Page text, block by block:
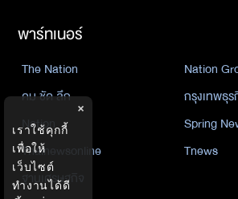
พาร์ทเนอร์
The Nation
Nation
คม ชัด ลึก
กรุงเทพธุ
Nation
Spring
Thainewsonline
Tnews
ฐานเศรษฐกิจ
×
เราใช้คุกกี้
เพื่อให้
เว็บไซต์
ทำงานได้ดี